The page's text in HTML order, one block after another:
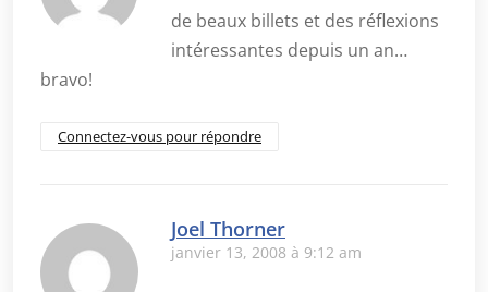
de beaux billets et des réflexions
intéressantes depuis un an…
bravo!
Connectez-vous pour répondre
Joel Thorner
janvier 13, 2008 à 9:12 am